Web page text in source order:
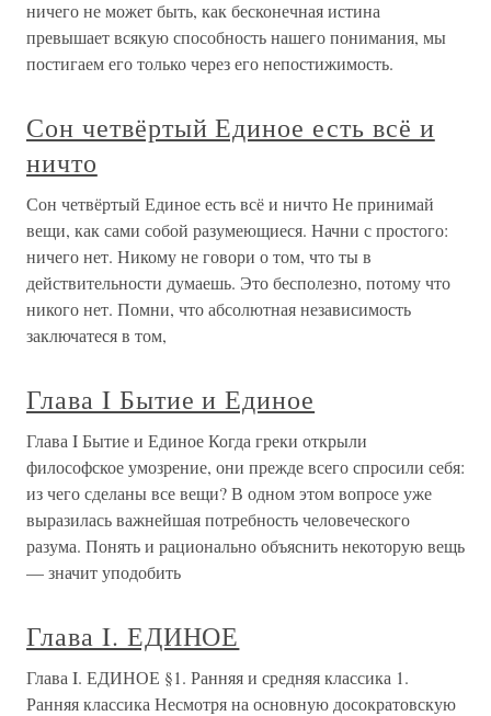
ничего не может быть, как бесконечная истина
превышает всякую способность нашего понимания, мы
постигаем его только через его непостижимость.
Сон четвёртый Единое есть всё и
ничто
Сон четвёртый Единое есть всё и ничто Не принимай
вещи, как сами собой разумеющиеся. Начни с простого:
ничего нет. Никому не говори о том, что ты в
действительности думаешь. Это бесполезно, потому что
никого нет. Помни, что абсолютная независимость
заключатеся в том,
Глава I Бытие и Единое
Глава I Бытие и Единое Когда греки открыли
философское умозрение, они прежде всего спросили себя:
из чего сделаны все вещи? В одном этом вопросе уже
выразилась важнейшая потребность человеческого
разума. Понять и рационально объяснить некоторую вещь
— значит уподобить
Глава I. ЕДИНОЕ
Глава I. ЕДИНОЕ §1. Ранняя и средняя классика 1.
Ранняя классика Несмотря на основную досократовскую